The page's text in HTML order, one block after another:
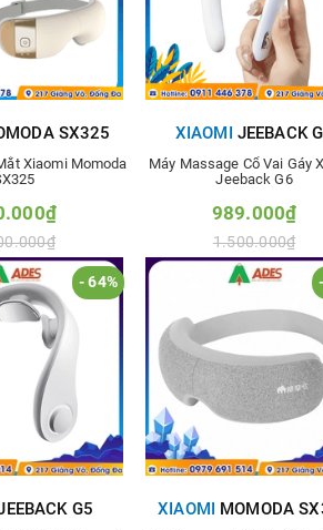
SX325
Xiaomi Momoda
so sánh
XIAOMI JEEBACK
Máy Massage Cổ Vai Gáy
Jeeback G6
989.000₫
1.500.000₫
Thêm vào so sánh
- 64%
G5 XIAOMI MOMODA